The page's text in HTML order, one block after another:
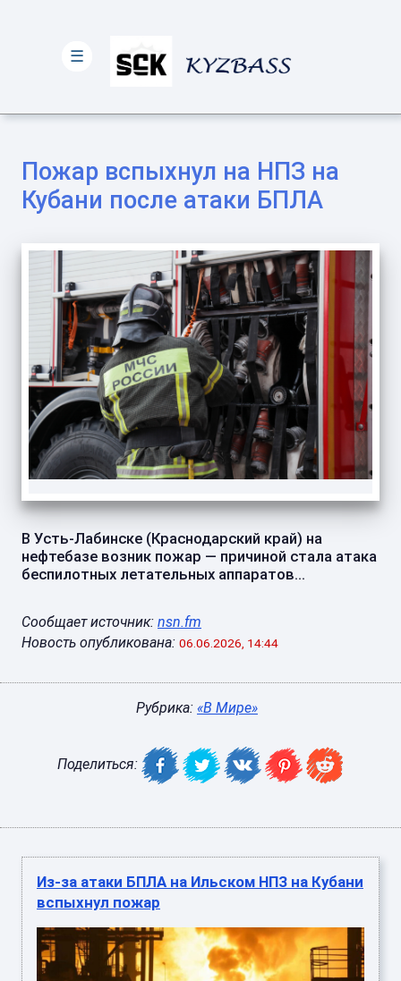
Пожар вспыхнул на НПЗ на
Кубани после атаки БПЛА
В Усть‑Лабинске (Краснодарский край) на
нефтебазе возник пожар — причиной стала атака
беспилотных летательных аппаратов...
Сообщает источник: nsn.fm
Новость опубликована: 06.06.2026, 14:44
Рубрика: «В Мире»
Поделиться:
Из-за атаки БПЛА на Ильском НПЗ на Кубани
вспыхнул пожар
☰